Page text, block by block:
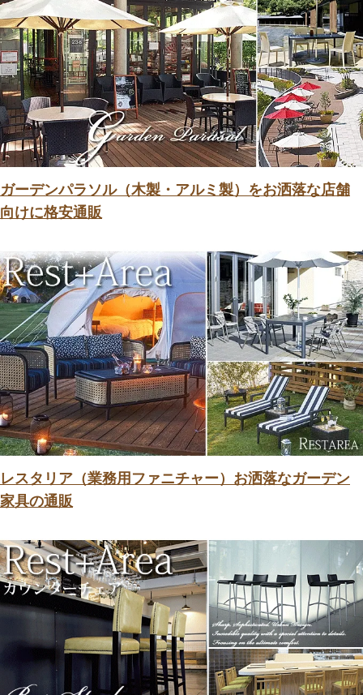
ガーデンパラソル（木製・アルミ製）をお洒落な店舗
向けに格安通販
レスタリア（業務用ファニチャー）お洒落なガーデン
家具の通販